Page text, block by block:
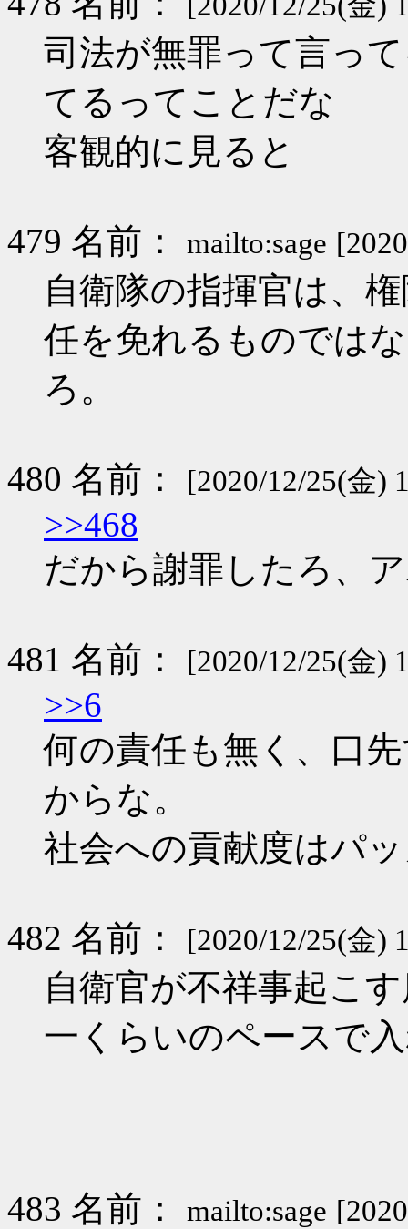
司法が無罪って言っ
てるってことだな
客観的に見ると
479 名前： mailto:sage
自衛隊の指揮官は、
任を免れるものでは
ろ。
480 名前： [2020/12/25(金)
>>468
だから謝罪したろ、
481 名前： [2020/12/25(金)
>>6
何の責任も無く、口
からな。
社会への貢献度はパ
482 名前： [2020/12/25(金)
自衛官が不祥事起こ
一くらいのペースで
483 名前： mailto:sage